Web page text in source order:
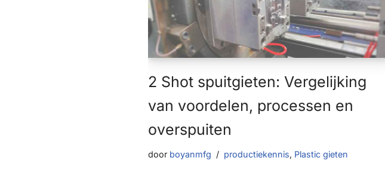
2 Shot spuitgieten: Vergelijking
van voordelen, processen en
overspuiten
door boyanmfg productiekennis, Plastic gieten